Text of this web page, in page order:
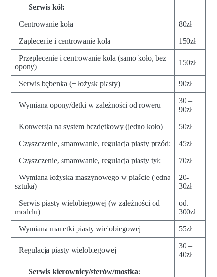
Serwis kół:
Centrowanie koła 80zł
Zaplecenie i centrowanie koła 150zł
Przeplecenie i centrowanie koła (samo koło, bez
opony)
150zł
Serwis bębenka (+ łożysk piasty) 90zł
Wymiana opony/dętki w zależności od roweru
30 –
90zł
Konwersja na system bezdętkowy (jedno koło) 50zł
Czyszczenie, smarowanie, regulacja piasty przód: 45zł
Czyszczenie, smarowanie, regulacja piasty tył: 70zł
Wymiana łożyska maszynowego w piaście (jedna
sztuka)
20-
30zł
Serwis piasty wielobiegowej (w zależności od
modelu)
od.
300zł
Wymiana manetki piasty wielobiegowej 55zł
Regulacja piasty wielobiegowej
30 –
40zł
Serwis kierownicy/sterów/mostka: